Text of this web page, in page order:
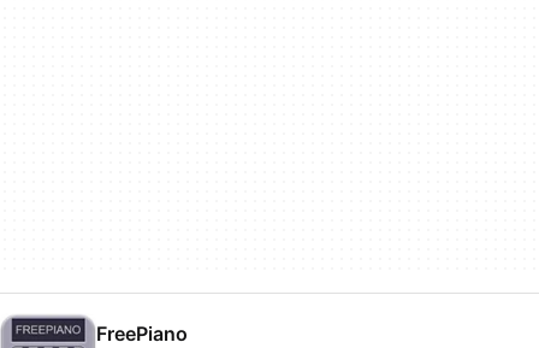
FreePiano